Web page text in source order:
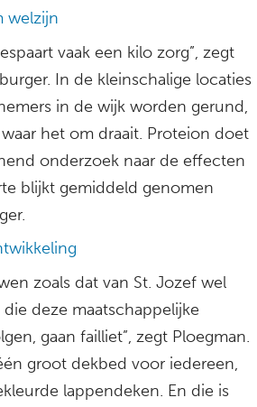
welzijn
vaak een kilo zorg”, zegt
In de kleinschalige locaties
in de wijk worden gerund,
het om draait. Proteion doet
onderzoek naar de effecten
blijkt gemiddeld genomen
zoals dat van St. Jozef wel
deze maatschappelijke
gaan failliet”, zegt Ploegman.
groot dekbed voor iedereen,
lappendeken. En die is